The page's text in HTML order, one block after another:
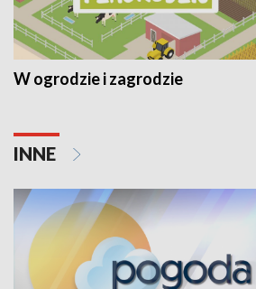
W ogrodzie i zagrodzie
INNE